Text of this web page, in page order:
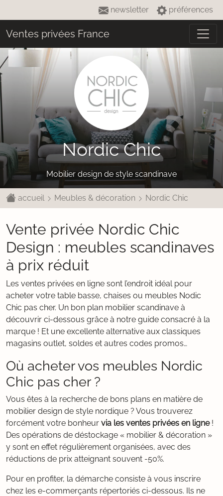
newsletter préférences
Ventes privées France
Nordic Chic
Mobilier design de style scandinave
accueil Meubles & décoration Nordic Chic
Vente privée Nordic Chic
Design : meubles scandinaves
à prix réduit
Les ventes privées en ligne sont l’endroit idéal pour
acheter votre table basse, chaises ou meubles Nodic
Chic pas cher. Un bon plan mobilier scandinave à
découvrir ci-dessous grâce à notre guide consacré à la
marque ! Et une excellente alternative aux classiques
magasins outlet, soldes et autres codes promos…
Où acheter vos meubles Nordic
Chic pas cher ?
Vous êtes à la recherche de bons plans en matière de
mobilier design de style nordique ? Vous trouverez
forcément votre bonheur via les ventes privées en ligne!
Des opérations de déstockage « mobilier & décoration »
y sont en effet régulièrement organisées, avec des
réductions de prix atteignant souvent -50%.
Pour en profiter, la démarche consiste à vous inscrire
chez les e-commerçants répertoriés ci-dessous. Ils ne